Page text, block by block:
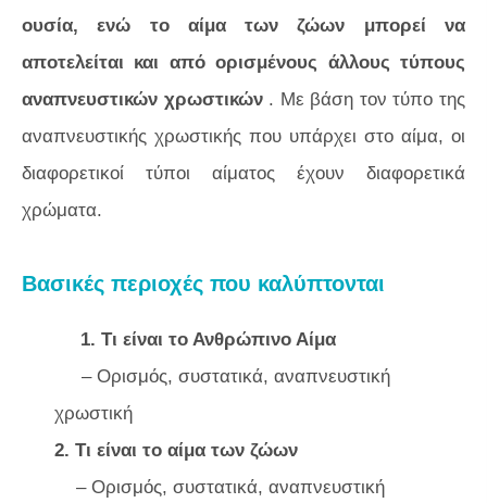
ουσία, ενώ το αίμα των ζώων μπορεί να
αποτελείται και από ορισμένους άλλους τύπους
αναπνευστικών χρωστικών. Με βάση τον τύπο της
αναπνευστικής χρωστικής που υπάρχει στο αίμα, οι
διαφορετικοί τύποι αίματος έχουν διαφορετικά
χρώματα.
Βασικές περιοχές που καλύπτονται
1. Τι είναι το Ανθρώπινο Αίμα
– Ορισμός, συστατικά, αναπνευστική
χρωστική
2. Τι είναι το αίμα των ζώων
– Ορισμός, συστατικά, αναπνευστική